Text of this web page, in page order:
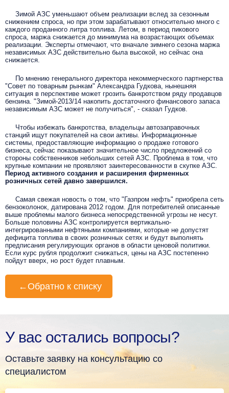
Зимой АЗС уменьшают объем реализации вслед за сезонным
снижением спроса, но при этом зарабатывают относительно много с
каждого проданного литра топлива. Летом, в период пикового
спроса, маржа снижается до минимума на возрастающих объемах
реализации. Эксперты отмечают, что вначале зимнего сезона маржа
независимых АЗС действительно была высокой, но сейчас она
снижается.
По мнению генерального директора некоммерческого партнерства
"Совет по товарным рынкам" Александра Гудкова, нынешняя
ситуация в перспективе может грозить банкротством ряду продавцов
бензина. "Зимой-2013/14 накопить достаточного финансового запаса
независимым АЗС может не получиться", - сказал Гудков.
Чтобы избежать банкротства, владельцы автозаправочных
станций ищут покупателей на свои активы. Информационные
системы, предоставляющие информацию о продаже готового
бизнеса, сейчас показывают значительное число предложений со
стороны собственников небольших сетей АЗС. Проблема в том, что
крупные компании не проявляют заинтересованности в скупке АЗС.
Период активного создания и расширения фирменных
розничных сетей давно завершился.
Самая свежая новость о том, что "Газпром нефть" приобрела сеть
бензоколонок, датирована 2012 годом. Для потребителей описанные
выше проблемы малого бизнеса непосредственной угрозы не несут.
Больше половины АЗС контролируется вертикально-
интегрированными нефтяными компаниями, которые не допустят
дефицита топлива в своих розничных сетях и будут выполнять
предписания регулирующих органов в области ценовой политики.
Если курс рубля продолжит снижаться, цены на АЗС постепенно
пойдут вверх, но рост будет плавным.
← Обратно к списку
У вас остались вопросы?
Оставьте заявку на консультацию со
специалистом